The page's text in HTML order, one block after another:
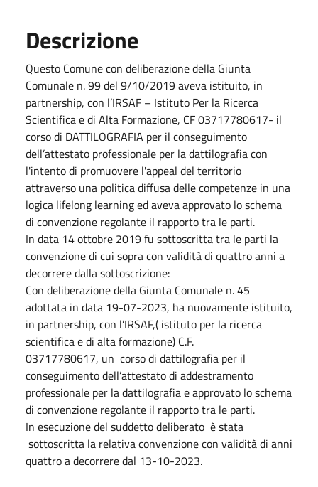
Descrizione
Questo Comune con deliberazione della Giunta
Comunale n. 99 del 9/10/2019 aveva istituito, in
partnership, con l’IRSAF – Istituto Per la Ricerca
Scientifica e di Alta Formazione, CF 03717780617- il
corso di DATTILOGRAFIA per il conseguimento
dell’attestato professionale per la dattilografia con
l'intento di promuovere l'appeal del territorio
attraverso una politica diffusa delle competenze in una
logica lifelong learning ed aveva approvato lo schema
di convenzione regolante il rapporto tra le parti.
In data 14 ottobre 2019 fu sottoscritta tra le parti la
convenzione di cui sopra con validità di quattro anni a
decorrere dalla sottoscrizione:
Con deliberazione della Giunta Comunale n. 45
adottata in data 19-07-2023, ha nuovamente istituito,
in partnership, con l’IRSAF,( istituto per la ricerca
scientifica e di alta formazione) C.F.
03717780617, un corso di dattilografia per il
conseguimento dell’attestato di addestramento
professionale per la dattilografia e approvato lo schema
di convenzione regolante il rapporto tra le parti.
In esecuzione del suddetto deliberato è stata
sottoscritta la relativa convenzione con validità di anni
quattro a decorrere dal 13-10-2023.